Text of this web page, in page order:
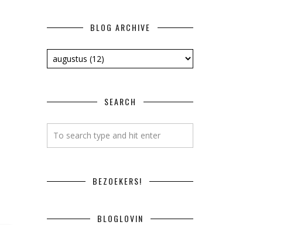
BLOG ARCHIVE
SEARCH
BEZOEKERS!
BLOGLOVIN